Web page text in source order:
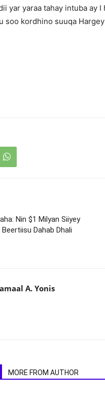
yar yaraa tahay intuba ay
soo kordhino suuqa
Nin $1 Milyan Siiyey
Dahab Dhali
A. Yonis
MORE FROM AUTHOR